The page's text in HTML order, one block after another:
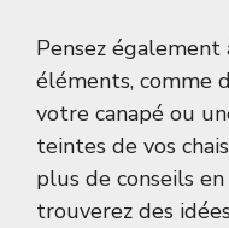
Pensez également
éléments, comme
votre canapé ou
teintes de vos
plus de conseils
trouverez des